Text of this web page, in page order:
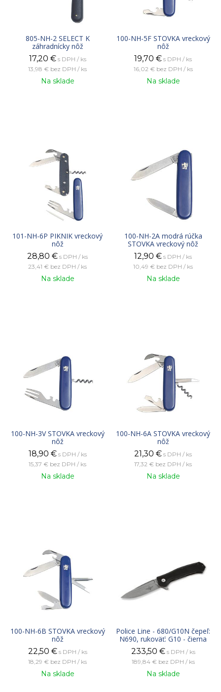
805-NH-2 SELECT K
záhradnícky nôž
17,20 € s DPH / ks
13,98 € bez DPH / ks
Na sklade
100-NH-5F STOVKA vreckový
nôž
19,70 € s DPH / ks
16,02 € bez DPH / ks
Na sklade
101-NH-6P PIKNIK vreckový
nôž
28,80 € s DPH / ks
23,41 € bez DPH / ks
Na sklade
100-NH-2A modrá rúčka
STOVKA vreckový nôž
12,90 € s DPH / ks
10,49 € bez DPH / ks
Na sklade
100-NH-3V STOVKA vreckový
nôž
18,90 € s DPH / ks
15,37 € bez DPH / ks
Na sklade
100-NH-6A STOVKA vreckový
nôž
21,30 € s DPH / ks
17,32 € bez DPH / ks
Na sklade
100-NH-6B STOVKA vreckový
nôž
22,50 € s DPH / ks
18,29 € bez DPH / ks
Na sklade
Police Line - 680/G10N čepeľ:
N690, rukoväť: G10 - čierna
233,50 € s DPH / ks
189,84 € bez DPH / ks
Na sklade